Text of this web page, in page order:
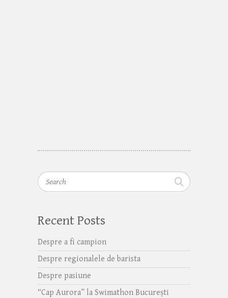
Search
Recent Posts
Despre a fi campion
Despre regionalele de barista
Despre pasiune
“Cap Aurora” la Swimathon București